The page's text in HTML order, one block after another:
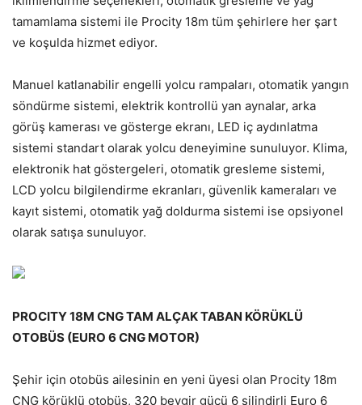
tamamlama sistemi ile Procity 18m tüm şehirlere her şart
ve koşulda hizmet ediyor.
Manuel katlanabilir engelli yolcu rampaları, otomatik yangın
söndürme sistemi, elektrik kontrollü yan aynalar, arka
görüş kamerası ve gösterge ekranı, LED iç aydınlatma
sistemi standart olarak yolcu deneyimine sunuluyor. Klima,
elektronik hat göstergeleri, otomatik gresleme sistemi,
LCD yolcu bilgilendirme ekranları, güvenlik kameraları ve
kayıt sistemi, otomatik yağ doldurma sistemi ise opsiyonel
olarak satışa sunuluyor.
PROCITY 18M CNG TAM ALÇAK TABAN KÖRÜKLÜ
OTOBÜS (EURO 6 CNG MOTOR)
Şehir için otobüs ailesinin en yeni üyesi olan Procity 18m
CNG körüklü otobüs, 320 beygir gücü 6 silindirli Euro 6